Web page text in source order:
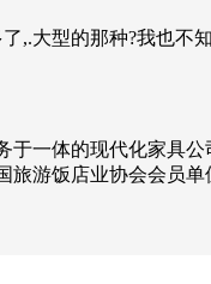
,.大型的那种?我也不
一体的现代化家具
游饭店业协会会员单